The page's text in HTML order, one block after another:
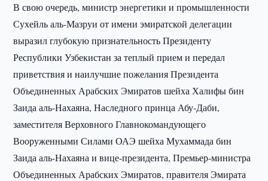
В свою очередь, министр энергетики и промышленности
Сухейль аль-Мазруи от имени эмиратской делегации
выразил глубокую признательность Президенту
Республики Узбекистан за теплый прием и передал
приветствия и наилучшие пожелания Президента
Объединенных Арабских Эмиратов шейха Халифы бин
Заида аль-Нахаяна, Наследного принца Абу-Даби,
заместителя Верховного Главнокомандующего
Вооруженными Силами ОАЭ шейха Мухаммада бин
Заида аль-Нахаяна и вице-президента, Премьер-министра
Объединенных Арабских Эмиратов, правителя Эмирата